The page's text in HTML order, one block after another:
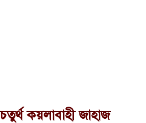
কয়লাবাহী জাহাজ